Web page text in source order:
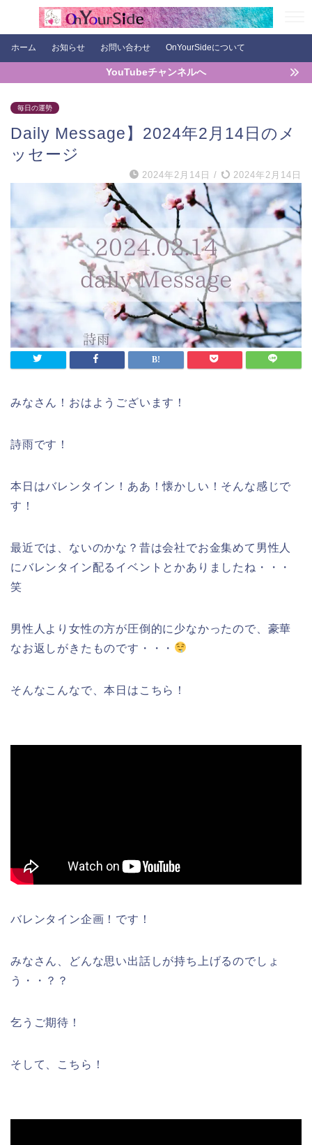
ホーム お知らせ お問い合わせ OnYourSideについて
YouTubeチャンネルへ
毎日の運勢
Daily Message】2024年2月14日のメ
ッセージ
2024年2月14日 / 2024年2月14日
みなさん！おはようございます！
詩雨です！
本日はバレンタイン！ああ！懐かしい！そんな感じで
す！
最近では、ないのかな？昔は会社でお金集めて男性人
にバレンタイン配るイベントとかありましたね・・・
笑
男性人より女性の方が圧倒的に少なかったので、豪華
なお返しがきたものです・・・
そんなこんなで、本日はこちら！
バレンタイン企画！です！
みなさん、どんな思い出話しが持ち上げるのでしょ
う・・？？
乞うご期待！
そして、こちら！